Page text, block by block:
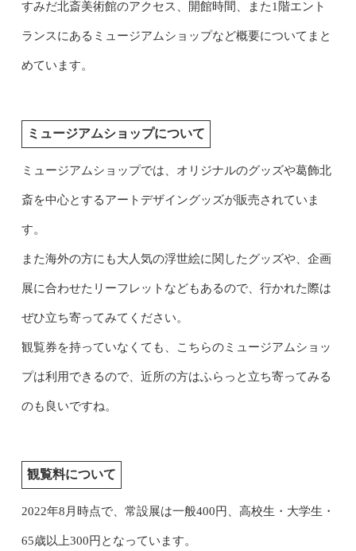
すみだ北斎美術館のアクセス、開館時間、また1階エント
ランスにあるミュージアムショップなど概要についてまと
めています。
ミュージアムショップについて
ミュージアムショップでは、オリジナルのグッズや葛飾北
斎を中心とするアートデザイングッズが販売されていま
す。
また海外の方にも大人気の浮世絵に関したグッズや、企画
展に合わせたリーフレットなどもあるので、行かれた際は
ぜひ立ち寄ってみてください。
観覧券を持っていなくても、こちらのミュージアムショッ
プは利用できるので、近所の方はふらっと立ち寄ってみる
のも良いですね。
観覧料について
2022年8月時点で、常設展は一般400円、高校生・大学生・
65歳以上300円となっています。